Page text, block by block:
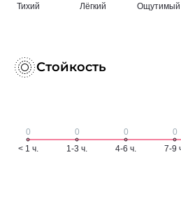
Стойкость